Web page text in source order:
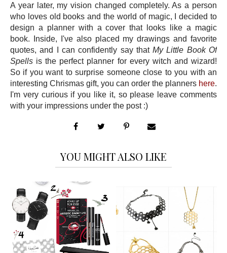
A year later, my vision changed completely. As a person
who loves old books and the world of magic, I decided to
design a planner with a cover that looks like a magic
book. Inside, I've also placed my drawings and favorite
quotes, and I can confidently say thatMy Little Book Of
Spells is the perfect planner for every witch and wizard!
So if you want to surprise someone close to you with an
interesting Chrismas gift, you can order the planners here.
I'm very curious if you like it, so please leave comments
with your impressions under the post :)
YOU MIGHT ALSO LIKE